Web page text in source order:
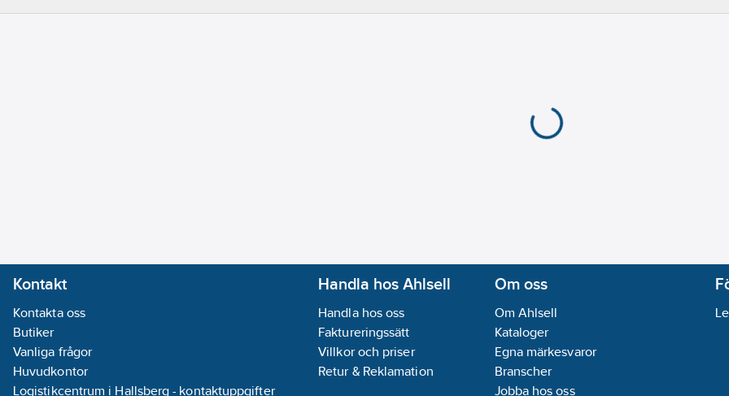
Kontakt
Kontakta oss
Butiker
Vanliga frågor
Huvudkontor
Logistikcentrum i Hallsberg - kontaktuppgifter
Handla hos Ahlsell
Handla hos oss
Faktureringssätt
Villkor och priser
Retur & Reklamation
Om oss
Om Ahlsell
Kataloger
Egna märkesvaror
Branscher
Jobba hos oss